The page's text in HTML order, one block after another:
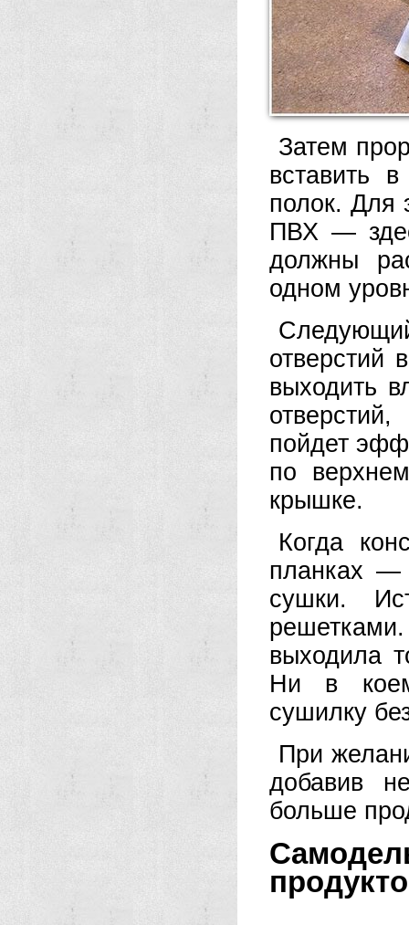
Затем
вставить
полок. Для
ПВХ —
должны
одном
отверстий
выходить
пойдет
по
крышке.
Когда
планках —
сушки.
решетками.
выходила
Ни в
сушилку
При
добавив
больше